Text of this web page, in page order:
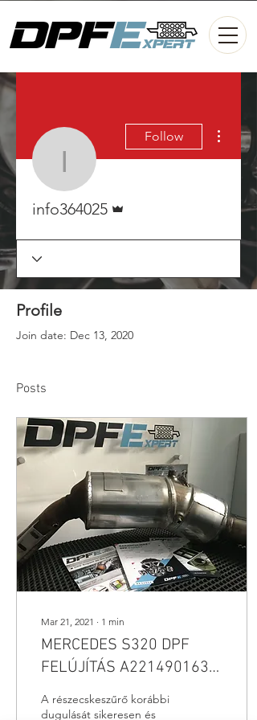
info364025
Follow
More
info364025
Profile
Join date: Dec 13, 2020
Posts
Mar 21, 2021 ∙ 1 min
MERCEDES S320 DPF
FELÚJÍTÁS A2214901636,
A2214900136,
A2214901736,
A részecskeszűrő korábbi
dugulását sikeresen és